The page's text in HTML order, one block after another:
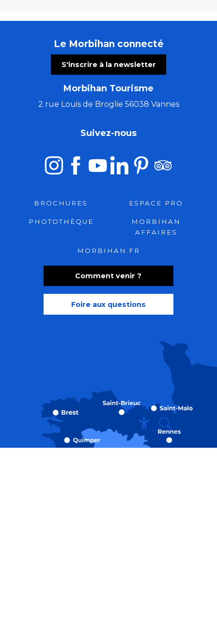
Recherche
Le Morbihan connecté
S'inscrire à la newsletter
Morbihan Tourisme
2 rue Louis de Broglie 56038 Vannes
Comment venir ?
Foire aux questions
Suivez-nous
BROCHURES ESPACE PRO
PHOTOTHÈQUE
MORBIHAN
AFFAIRES
MORBIHAN.FR